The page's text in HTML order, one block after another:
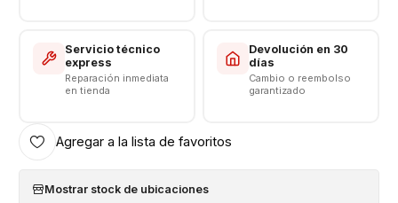
Servicio técnico
express
Reparación inmediata
en tienda
Devolución en 30
días
Cambio o reembolso
garantizado
Agregar a la lista de favoritos
Mostrar stock de ubicaciones